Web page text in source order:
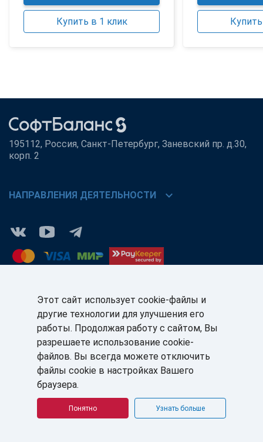
Купить в 1 клик
195112, Россия, Санкт-Петербург, Заневский пр. д.30,
корп. 2
НАПРАВЛЕНИЯ ДЕЯТЕЛЬНОСТИ chevron_right
КЛИЕНТАМ:
+7 (812) 327-5141
sale@sb-sale.ru
ПАРТНЁРАМ:
+7 (812) 327-5025
partner@softbalance.ru
© ГК «СофтБаланс» 2008–2026 г. Все права защищены.
Этот сайт использует cookie-файлы и
другие технологии для улучшения его
работы. Продолжая работу с сайтом, Вы
разрешаете использование cookie-
файлов. Вы всегда можете отключить
файлы cookie в настройках Вашего
браузера.
Понятно Узнать больше